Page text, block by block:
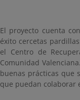
El proyecto cuenta
éxito cercetas
el Centro de
Comunidad
buenas prácticas que
que puedan colaborar